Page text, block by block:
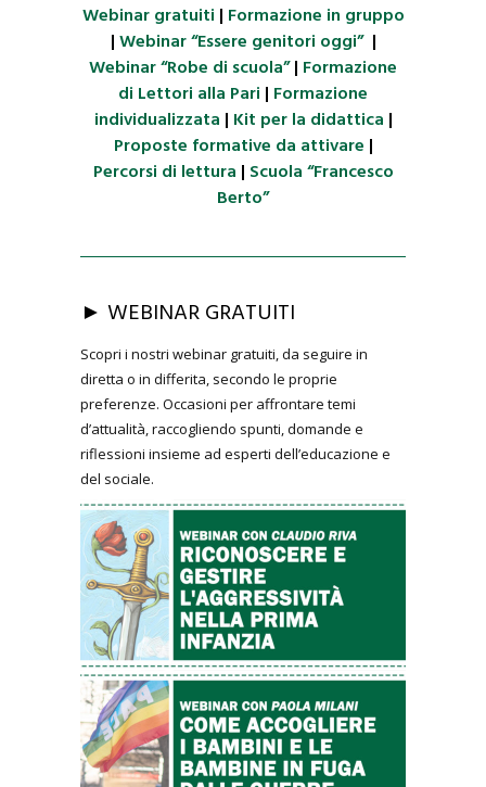
Webinar gratuiti | Formazione in gruppo
|Webinar “Essere genitori oggi”|
Webinar “Robe di scuola”| Formazione
di Lettori alla Pari | Formazione
individualizzata | Kit per la didattica |
Proposte formative da attivare |
Percorsi di lettura | Scuola “Francesco
Berto”
► WEBINAR GRATUITI
Scopri i nostri webinar gratuiti, da seguire in
diretta o in differita, secondo le proprie
preferenze. Occasioni per affrontare temi
d’attualità, raccogliendo spunti, domande e
riflessioni insieme ad esperti dell’educazione e
del sociale.